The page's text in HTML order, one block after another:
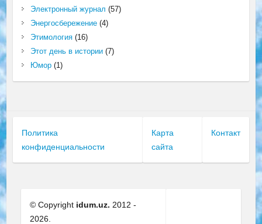
Электронный журнал (57)
Энергосбережение(4)
Этимология(16)
Этот день в истории(7)
Юмор(1)
Политика
конфиденциальности
Карта
сайта
Контакт
© Copyright idum.uz. 2012 -
2026.